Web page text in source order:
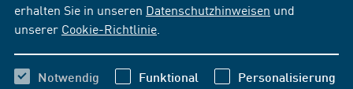
erhalten Sie in unseren Datenschutzhinweisen und
unserer Cookie-Richtlinie
Notwendig Funktional Personalisierung